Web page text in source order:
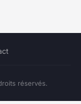
réservés.